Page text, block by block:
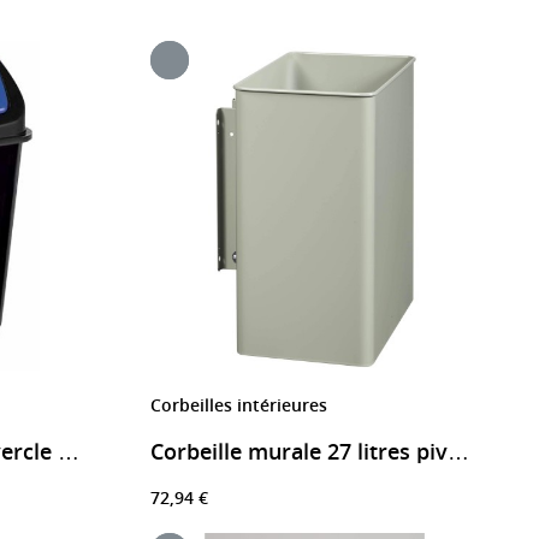
Poubelle avec son couvercle basculant bleu
Corbeilles intérieures
Corbeille murale 27 litres pivotante
72,94 €